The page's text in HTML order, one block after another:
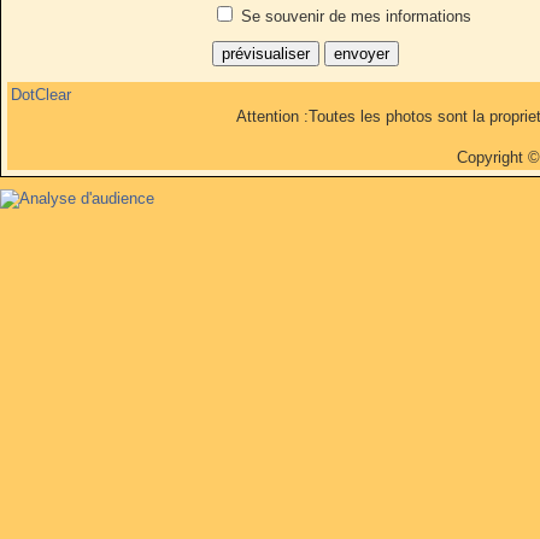
Se souvenir de mes informations
DotClear
Attention :Toutes les photos sont la
Copyright